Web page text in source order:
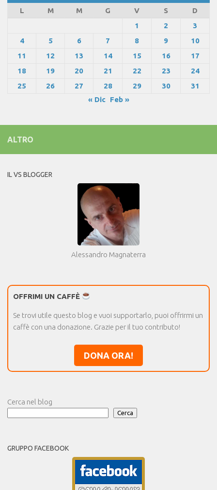
L M M G V S
D
1
2
3
4
5 6 7 8 9
10
11
12 13 14 15 16
17
18
19 20 21 22 23
24
25
26 27 28 29 30
31
« Dic
Feb »
ALTRO
IL VS BLOGGER
Alessandro Magnaterra
OFFRIMI UN CAFFÈ
Se trovi utile questo blog e vuoi supportarlo, puoi offrirmi un
caffè con una donazione. Grazie per il tuo contributo!
DONA ORA!
Cerca nel blog
Cerca
GRUPPO FACEBOOK